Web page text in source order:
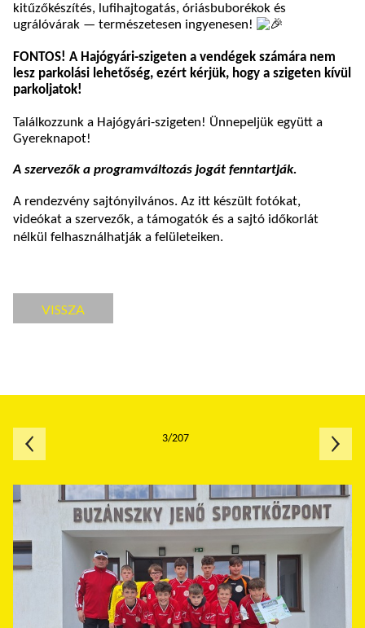
kitűzőkészítés, lufihajtogatás, óriásbuborékok és
ugrálóvárak — természetesen ingyenesen!
FONTOS! A Hajógyári-szigeten a vendégek számára nem
lesz parkolási lehetőség, ezért kérjük, hogy a szigeten kívül
parkoljatok!
Találkozzunk a Hajógyári-szigeten! Ünnepeljük együtt a
Gyereknapot!
A szervezők a programváltozás jogát fenntartják.
A rendezvény sajtónyilvános. Az itt készült fotókat,
videókat a szervezők, a támogatók és a sajtó időkorlát
nélkül felhasználhatják a felületeiken.
VISSZA
3/207